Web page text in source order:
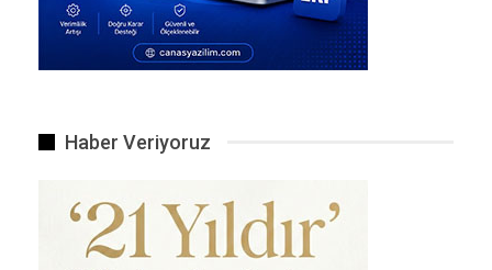
Haber Veriyoruz